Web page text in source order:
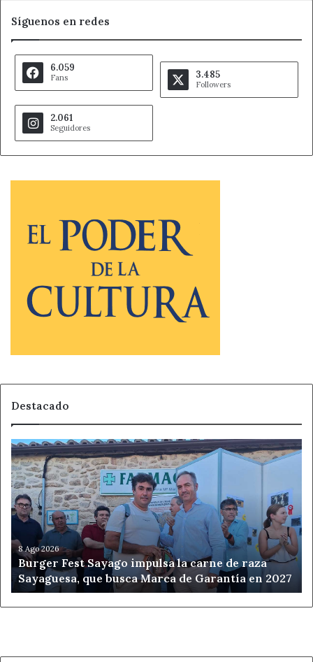
Síguenos en redes
6.059
Fans 3.485
Followers
2.061
Seguidores
Destacado
Burger
Fest
Sayago
impulsa
la
carne
raza
Sayaguesa,
que
busca
Marca
8 Ago 2026
Burger Fest Sayago impulsa la carne de raza
Sayaguesa, que busca Marca de Garantía en 2027